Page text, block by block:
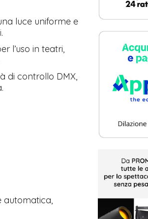
luce uniforme e
l’uso in teatri,
di controllo DMX,
automatica,